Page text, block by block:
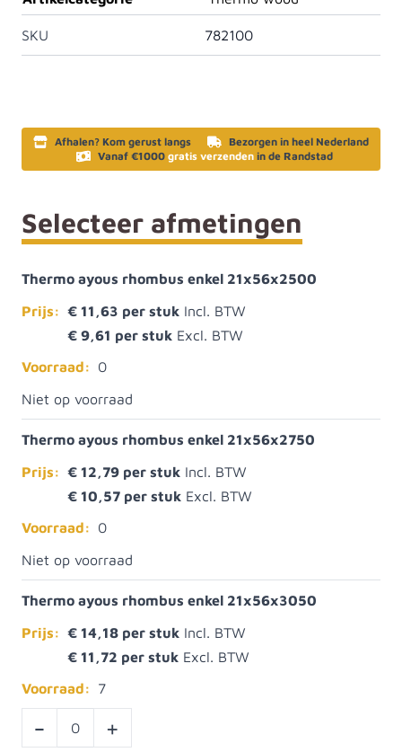
SKU 782100
Afhalen? Kom gerust langs
Bezorgen in heel Nederland
Vanaf €1000 gratis verzenden in de Randstad
Selecteer afmetingen
Thermo ayous rhombus enkel 21x56x2500
Prijs: € 11,63
€ 9,61
Voorraad:
0
Niet op voorraad
Thermo ayous rhombus enkel 21x56x2750
Prijs: € 12,79
€ 10,57
Voorraad:
0
Niet op voorraad
Thermo ayous rhombus enkel 21x56x3050
Prijs: € 14,18
€ 11,72
Voorraad:
7
- +